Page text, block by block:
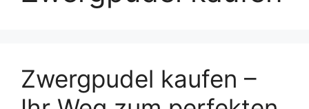
Zwergpudel kaufen –